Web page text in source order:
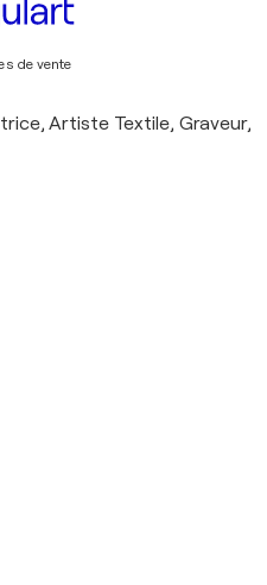
de vente
Artiste Textile, Graveur,